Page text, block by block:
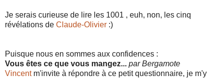
Je serais curieuse de lire les 1001 , euh, non, les cinq
révélations de Claude-Olivier :)
Puisque nous en sommes aux confidences :
Vous êtes ce que vous mangez... par Bergamote
Vincentm'invite à répondre à ce petit questionnaire, je m'y